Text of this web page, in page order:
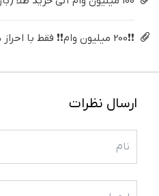
❗❗200 میلیون وام❗❗ فقط با احراز هویت
ارسال نظرات